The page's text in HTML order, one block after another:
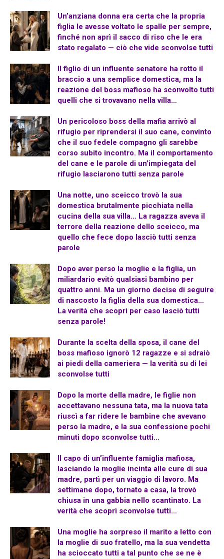
Un’anziana donna era certa che la propria
figlia le avesse voltato le spalle per sempre,
finché non aprì il sacco di riso che le era
stato regalato — ciò che vide sconvolse tutti
Il figlio di un influente senatore ha rotto il
braccio a una semplice domestica, ma la
reazione del boss mafioso ha sconvolto tutti
quelli che si trovavano nella villa…
Un pericoloso boss della mafia arrivò al
rifugio per riprendersi il suo cane, convinto
che il suo fedele compagno gli sarebbe
corso subito incontro. Ma il comportamento
del cane e le parole di un’impiegata del
rifugio lasciarono tutti senza parole
Una notte, uno sceicco trovò la sua
domestica brutalmente picchiata nella
cucina della sua villa… La ragazza aveva il
terrore della reazione dello sceicco, ma
quello che fece dopo lasciò tutti senza
parole
Dopo aver perso la moglie e la figlia, un
miliardario evitò qualsiasi bambino per
quattro anni. Ma un giorno decise di seguire
di nascosto la figlia della sua domestica…
La verità che scoprì per caso lasciò tutti
senza parole!
Durante la scelta della sposa, il cane del
boss mafioso ignorò 12 ragazze e si sdraiò
ai piedi della cameriera — la verità su di lei
sconvolse tutti
Dopo la morte della madre, le figlie non
accettavano nessuna tata, ma la nuova tata
riuscì a far ridere le bambine che avevano
perso la madre, e la sua confessione pochi
minuti dopo sconvolse tutti…
Il capo di un’influente famiglia mafiosa,
lasciando la moglie incinta alle cure di sua
madre, partì per un viaggio di lavoro. Ma
settimane dopo, tornato a casa, la trovò
chiusa in una gabbia nello scantinato. La
verità che scoprì sconvolse tutti…
Una moglie ha sorpreso il marito a letto con
la moglie di suo fratello, ma la sua vendetta
ha scioccato tutti a tal punto che se ne è